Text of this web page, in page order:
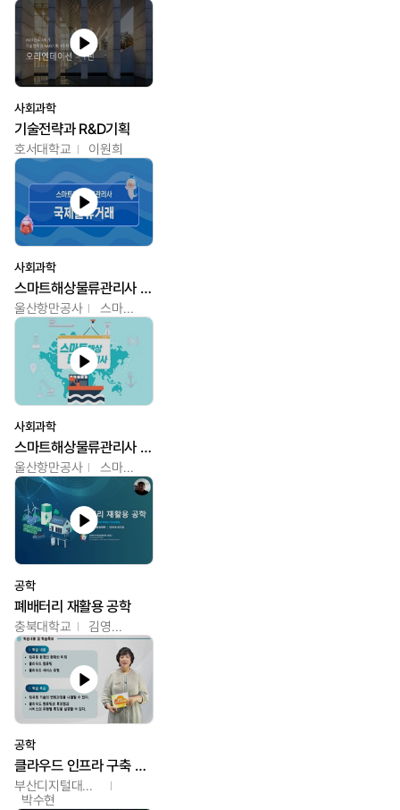
사회과학
기술전략과 R&D기획
호서대학교 이원희
사회과학
스마트해상물류관리사 교육과정
울산항만공사 스마트해상물류관리사 교육위원회
사회과학
스마트해상물류관리사 교육과정2
울산항만공사 스마트해상물류관리사 교육위원회
공학
폐배터리 재활용 공학
충북대학교 김영재,최진섭,한성수,한요셉,윤문수,박유세,강동우,박민준,이동주,조채용
공학
클라우드 인프라 구축 및 활용
부산디지털대학교
박수현